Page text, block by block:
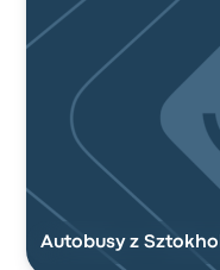
Autobusy z